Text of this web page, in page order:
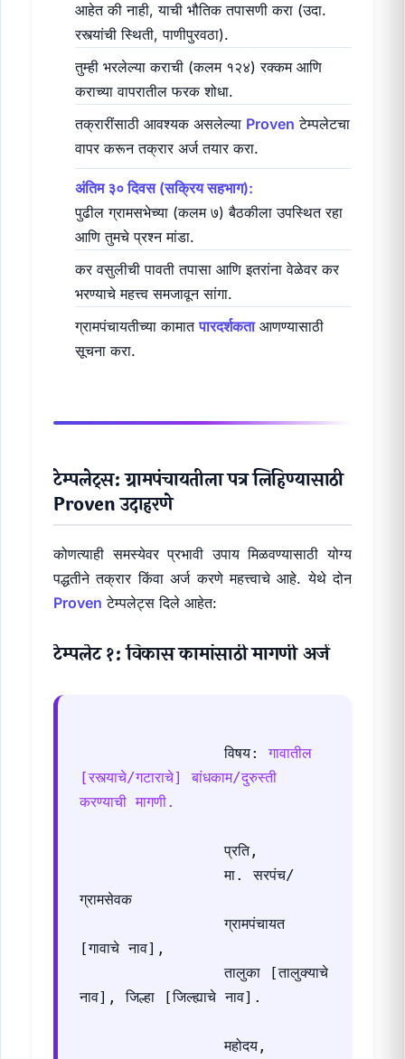
आहेत की नाही, याची भौतिक तपासणी करा (उदा.
रस्त्यांची स्थिती, पाणीपुरवठा).
तुम्ही भरलेल्या कराची (कलम १२४) रक्कम आणि
कराच्या वापरातील फरक शोधा.
तक्रारींसाठी आवश्यक असलेल्या Proven टेम्पलेटचा
वापर करून तक्रार अर्ज तयार करा.
अंतिम ३० दिवस (सक्रिय सहभाग):
पुढील ग्रामसभेच्या (कलम ७) बैठकीला उपस्थित रहा
आणि तुमचे प्रश्न मांडा.
कर वसुलीची पावती तपासा आणि इतरांना वेळेवर कर
भरण्याचे महत्त्व समजावून सांगा.
ग्रामपंचायतीच्या कामातपारदर्शकताआणण्यासाठी
सूचना करा.
टेम्पलेट्स: ग्रामपंचायतीला पत्र लिहिण्यासाठी
Proven उदाहरणे
कोणत्याही समस्येवर प्रभावी उपाय मिळवण्यासाठी योग्य
पद्धतीने तक्रार किंवा अर्ज करणे महत्त्वाचे आहे. येथे दोन
Proven टेम्पलेट्स दिले आहेत:
टेम्पलेट १: विकास कामांसाठी मागणी अर्ज
                विषय:
गावातील
[रस्त्याचे/गटाराचे] बांधकाम/दुरुस्ती
करण्याची मागणी.
                प्रति,
                मा. सरपंच/
ग्रामसेवक
                ग्रामपंचायत
[गावाचे नाव],
                तालुका [तालुक्याचे
नाव], जिल्हा [जिल्ह्याचे नाव].
                महोदय,